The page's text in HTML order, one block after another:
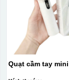
Quạt cầm tay mini